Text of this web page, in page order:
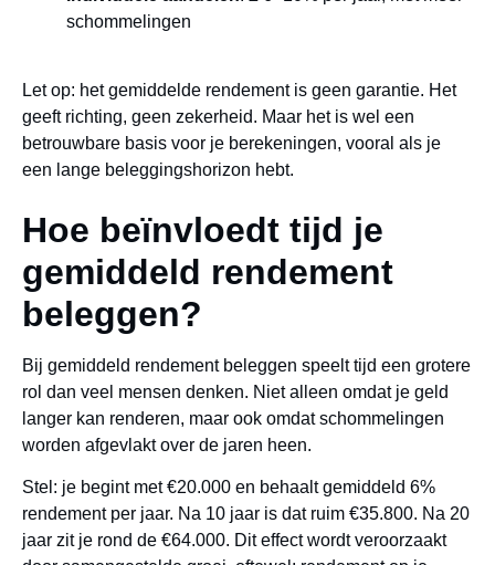
schommelingen
Let op: het gemiddelde rendement is geen garantie. Het
geeft richting, geen zekerheid. Maar het is wel een
betrouwbare basis voor je berekeningen, vooral als je
een lange beleggingshorizon hebt.
Hoe beïnvloedt tijd je
gemiddeld rendement
beleggen?
Bij gemiddeld rendement beleggen speelt tijd een grotere
rol dan veel mensen denken. Niet alleen omdat je geld
langer kan renderen, maar ook omdat schommelingen
worden afgevlakt over de jaren heen.
Stel: je begint met €20.000 en behaalt gemiddeld 6%
rendement per jaar. Na 10 jaar is dat ruim €35.800. Na 20
jaar zit je rond de €64.000. Dit effect wordt veroorzaakt